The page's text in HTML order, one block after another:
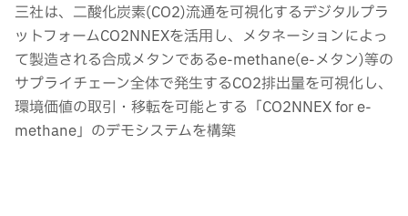
三社は、二酸化炭素(CO2)流通を可視化するデジタルプラ
ットフォームCO2NNEXを活用し、メタネーションによっ
て製造される合成メタンであるe-methane(e-メタン)等の
サプライチェーン全体で発生するCO2排出量を可視化し、
環境価値の取引・移転を可能とする「CO2NNEX for e-
methane」のデモシステムを構築